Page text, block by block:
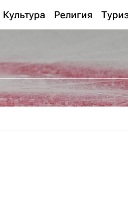
Культура Религия